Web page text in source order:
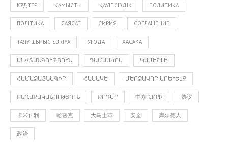
КҮРДТЕР ҚАМЫСТЫ ҚАУІПСІЗДІК ПОЛИТИКА
ПОЛІТИКА САЯСАТ СИРИЯ СОГЛАШЕНИЕ
ТАЯУ ШЫҒЫС SURIYA УГОДА ХАСАКА
ԱՆՎՏԱՆԳՈՒԹՅՈՒՆ ԴԱՄԱՍԿՈՍ ԿԱՄԻՇԼԻ
ՀԱՄԱՁԱՅՆԱԳԻՐ ՀԱՍԱԿԵ ՄԵՐՁԱՎՈՐ ԱՐԵՒԵԼՔ
ՔԱՂԱՔԱԿԱՆՈՒԹՅՈՒՆ ՔՐԴԵՐ 中东 СИРІЯ 协议
卡米什利 哈塞克 大马士革 安全 库尔德人
政治